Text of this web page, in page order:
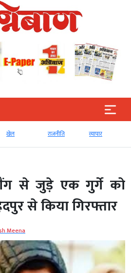
खेल राजनीति व्‍यापार
गैंग से जुड़े एक गुर्गे को
से किया गिरफ्तार
Meena